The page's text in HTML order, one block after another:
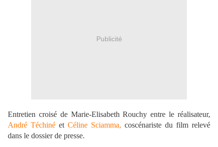
Publicité
Entretien croisé de Marie-Elisabeth Rouchy entre le réalisateur,
André Téchiné et Céline Sciamma, coscénariste du film relevé
dans le dossier de presse.